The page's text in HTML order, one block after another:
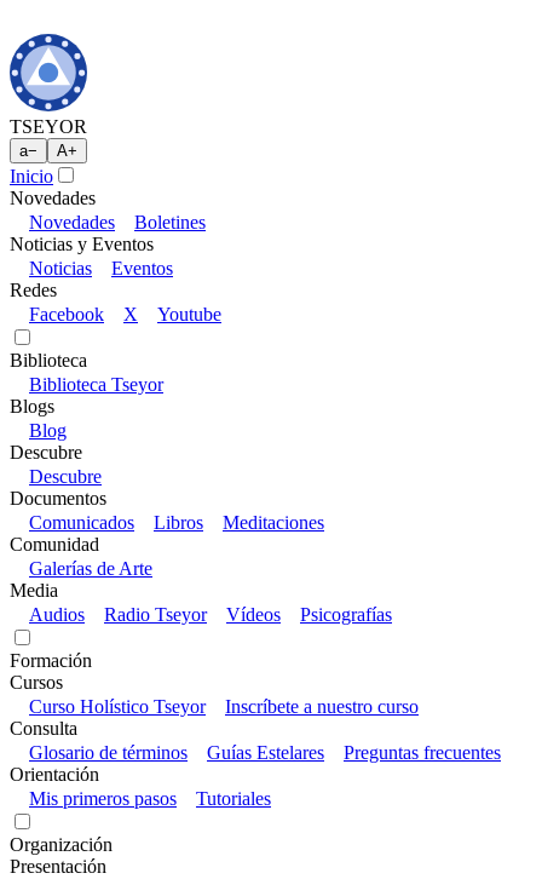
TSEYOR
a− A+
Inicio
Novedades
Novedades
Boletines
Noticias y Eventos
Noticias
Eventos
Redes
Facebook
X Youtube
Biblioteca
Biblioteca Tseyor
Blogs
Blog
Descubre
Descubre
Documentos
Comunicados
Libros
Meditaciones
Comunidad
Galerías de Arte
Media
Audios
Radio Tseyor Vídeos Psicografías
Formación
Cursos
Curso Holístico Tseyor
Inscríbete a nuestro curso
Consulta
Glosario de términos
Guías Estelares
Preguntas frecuentes
Orientación
Mis primeros pasos
Tutoriales
Organización
Presentación